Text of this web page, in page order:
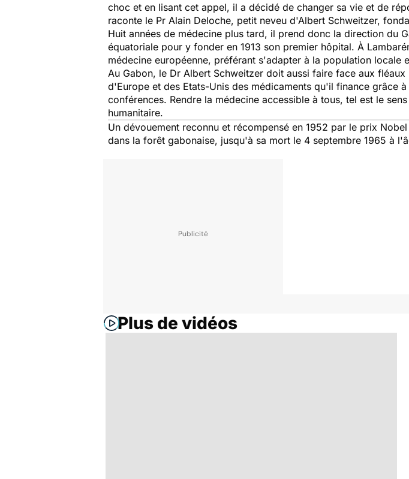
choc et en lisant cet appel, il a décidé de changer sa vie et de
raconte le Pr Alain Deloche, petit neveu d'Albert Schweitzer,
Huit années de médecine plus tard, il prend donc la direction du
équatoriale pour y fonder en 1913 son premier hôpital. À
médecine européenne, préférant s'adapter à la population locale
Au Gabon, le Dr Albert Schweitzer doit aussi faire face aux fléaux
d'Europe et des Etats-Unis des médicaments qu'il finance grâce
conférences. Rendre la médecine accessible à tous, tel est le
humanitaire.
Un dévouement reconnu et récompensé en 1952 par le prix
dans la forêt gabonaise, jusqu'à sa mort le 4 septembre 1965 à
Plus de vidéos